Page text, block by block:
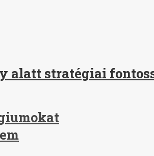
alatt stratégiai